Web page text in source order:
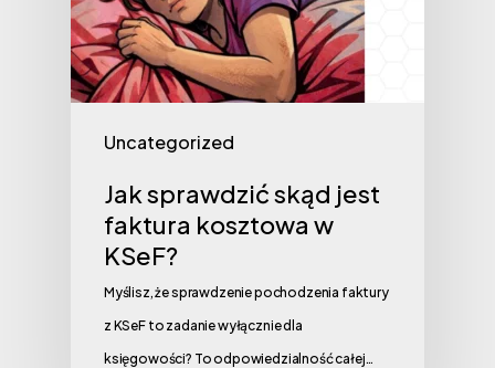
Uncategorized
Jak sprawdzić skąd jest
faktura kosztowa w
KSeF?
Myślisz, że sprawdzenie pochodzenia faktury
z KSeF to zadanie wyłącznie dla
księgowości? To odpowiedzialność całej…